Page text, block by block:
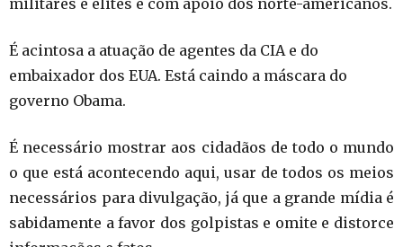
militares e elites e com apoio dos norte-americanos.
É acintosa a atuação de agentes da CIA e do
embaixador dos EUA. Está caindo a máscara do
governo Obama.
É necessário mostrar aos cidadãos de todo o mundo
o que está acontecendo aqui, usar de todos os meios
necessários para divulgação, já que a grande mídia é
sabidamente a favor dos golpistas e omite e distorce